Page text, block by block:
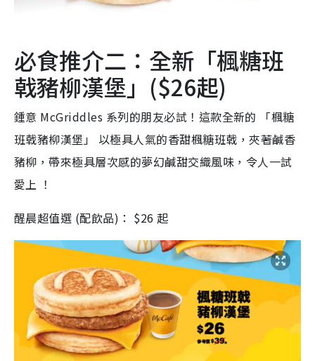
必食推介二：全新「楓糖班
戟豬柳漢堡」($26起)
鍾意 McGriddles 系列的朋友必試！這款全新的 「楓糖
班戟豬柳漢堡」 以極具人氣的香甜楓糖班戟，夾著鹹香
豬柳，帶來極具層次感的夢幻鹹甜交織風味，令人一試
愛上 ！
醒晨超值選 (配飲品)： $26 起